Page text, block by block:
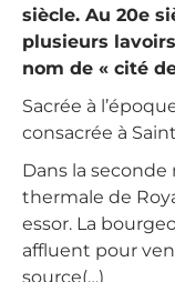
siècle. Au 20e
plusieurs
nom de « cité
Sacrée à
consacrée à
Dans la seconde
thermale de
essor. La
affluent pour
source(…)